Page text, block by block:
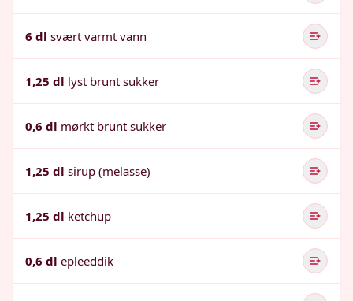
6 dl svært varmt vann
1,25 dl lyst brunt sukker
0,6 dl mørkt brunt sukker
1,25 dl sirup (melasse)
1,25 dl ketchup
0,6 dl epleeddik